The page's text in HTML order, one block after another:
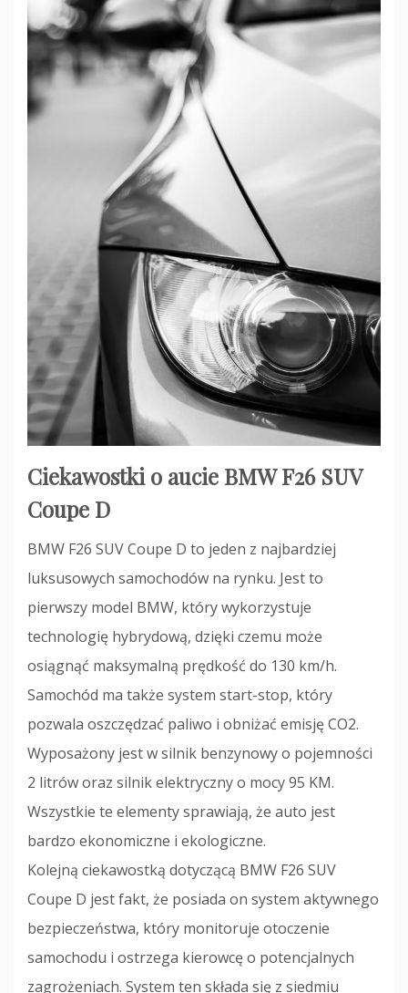
Ciekawostki o aucie BMW F26 SUV
Coupe D
BMW F26 SUV Coupe D to jeden z najbardziej
luksusowych samochodów na rynku. Jest to
pierwszy model BMW, który wykorzystuje
technologię hybrydową, dzięki czemu może
osiągnąć maksymalną prędkość do 130 km/h.
Samochód ma także system start-stop, który
pozwala oszczędzać paliwo i obniżać emisję CO2.
Wyposażony jest w silnik benzynowy o pojemności
2 litrów oraz silnik elektryczny o mocy 95 KM.
Wszystkie te elementy sprawiają, że auto jest
bardzo ekonomiczne i ekologiczne.
Kolejną ciekawostką dotyczącą BMW F26 SUV
Coupe D jest fakt, że posiada on system aktywnego
bezpieczeństwa, który monitoruje otoczenie
samochodu i ostrzega kierowcę o potencjalnych
zagrożeniach. System ten składa się z siedmiu